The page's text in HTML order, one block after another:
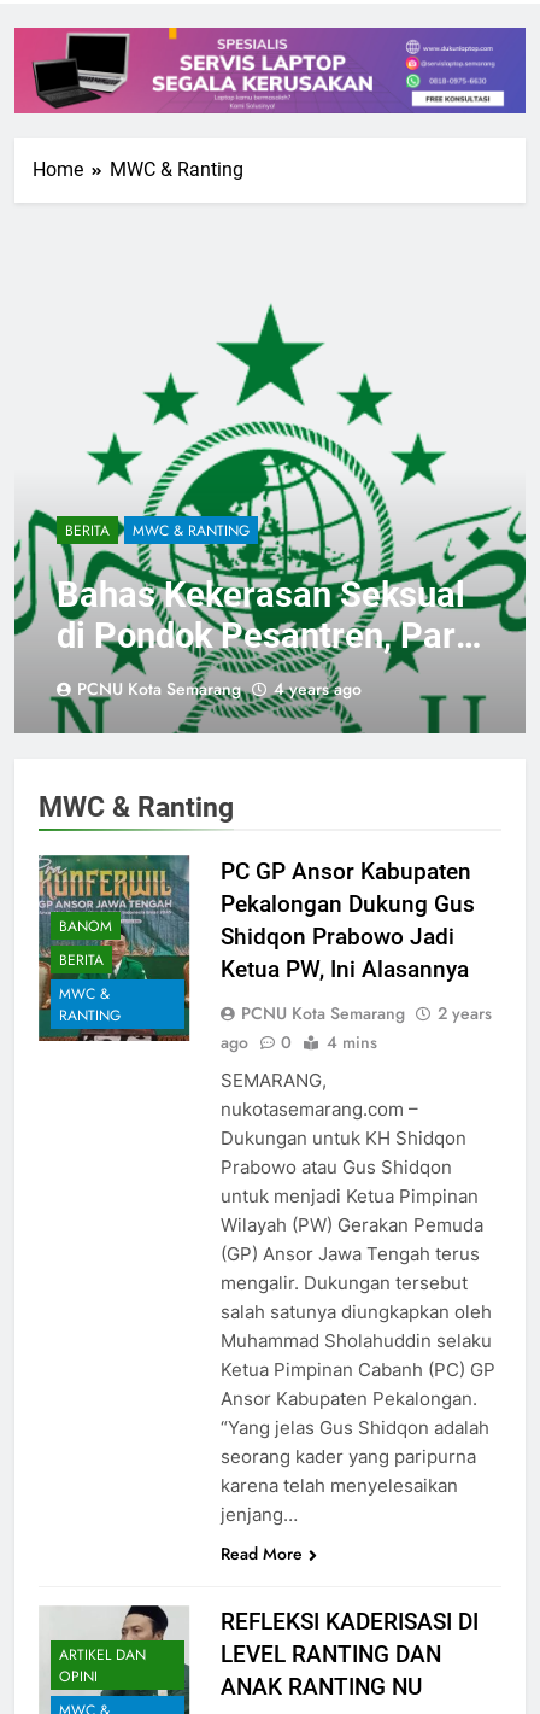
Home MWC & Ranting
BERITA MWC & RANTING
Bahas Kekerasan Seksual
di Pondok Pesantren, Para
Bu Nyai Bertemu Dalam
Silatnas III
PCNU Kota Semarang 4 years ago
MWC & Ranting
BANOM
BERITA
MWC &
RANTING
PC GP Ansor Kabupaten
Pekalongan Dukung Gus
Shidqon Prabowo Jadi
Ketua PW, Ini Alasannya
PCNU Kota Semarang
2 years
ago
0 4 mins
SEMARANG,
nukotasemarang.com –
Dukungan untuk KH Shidqon
Prabowo atau Gus Shidqon
untuk menjadi Ketua Pimpinan
Wilayah (PW) Gerakan Pemuda
(GP) Ansor Jawa Tengah terus
mengalir. Dukungan tersebut
salah satunya diungkapkan oleh
Muhammad Sholahuddin selaku
Ketua Pimpinan Cabanh (PC) GP
Ansor Kabupaten Pekalongan.
“Yang jelas Gus Shidqon adalah
seorang kader yang paripurna
karena telah menyelesaikan
jenjang…
Read More
ARTIKEL DAN
OPINI
REFLEKSI KADERISASI DI
LEVEL RANTING DAN
ANAK RANTING NU